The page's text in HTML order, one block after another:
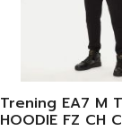
Trening EA7 M
HOODIE FZ CH